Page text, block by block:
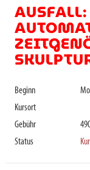
Beginn
Kursort
Gebühr
Status